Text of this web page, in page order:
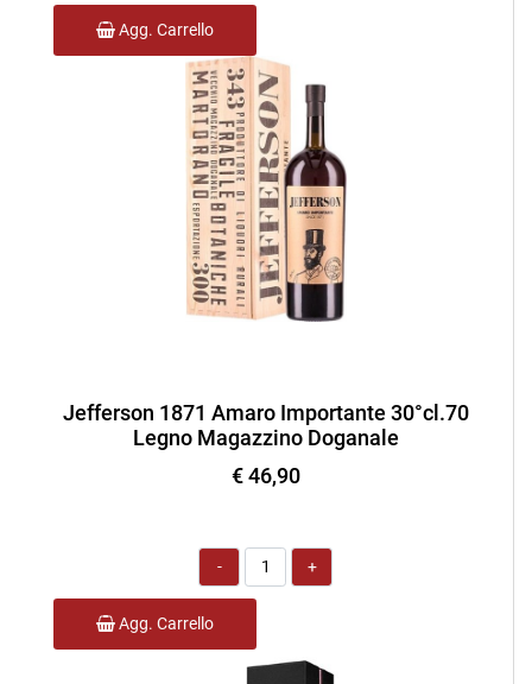
Agg. Carrello
Jefferson 1871 Amaro Importante 30°cl.70
Legno Magazzino Doganale
€ 46,90
Quantità
Agg. Carrello